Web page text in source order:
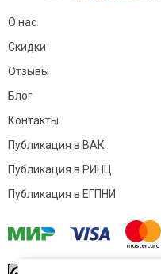
О нас
Скидки
Отзывы
Блог
Контакты
Публикация в ВАК
Публикация в РИНЦ
Публикация в ЕГПНИ